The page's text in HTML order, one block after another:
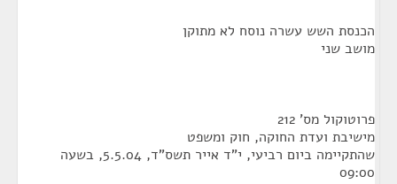
הכנסת השש עשרה נוסח לא מתוקן
מושב שני
פרוטוקול מס' 212
מישיבת ועדת החוקה, חוק ומשפט
שהתקיימה ביום רביעי, י"ד אייר תשס"ד, 5.5.04, בשעה
09:00